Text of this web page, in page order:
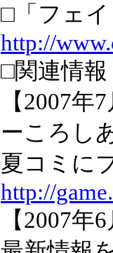
□「フェ
http://
□関連情報
【2007
ーころし
夏コミに
http://
【2007